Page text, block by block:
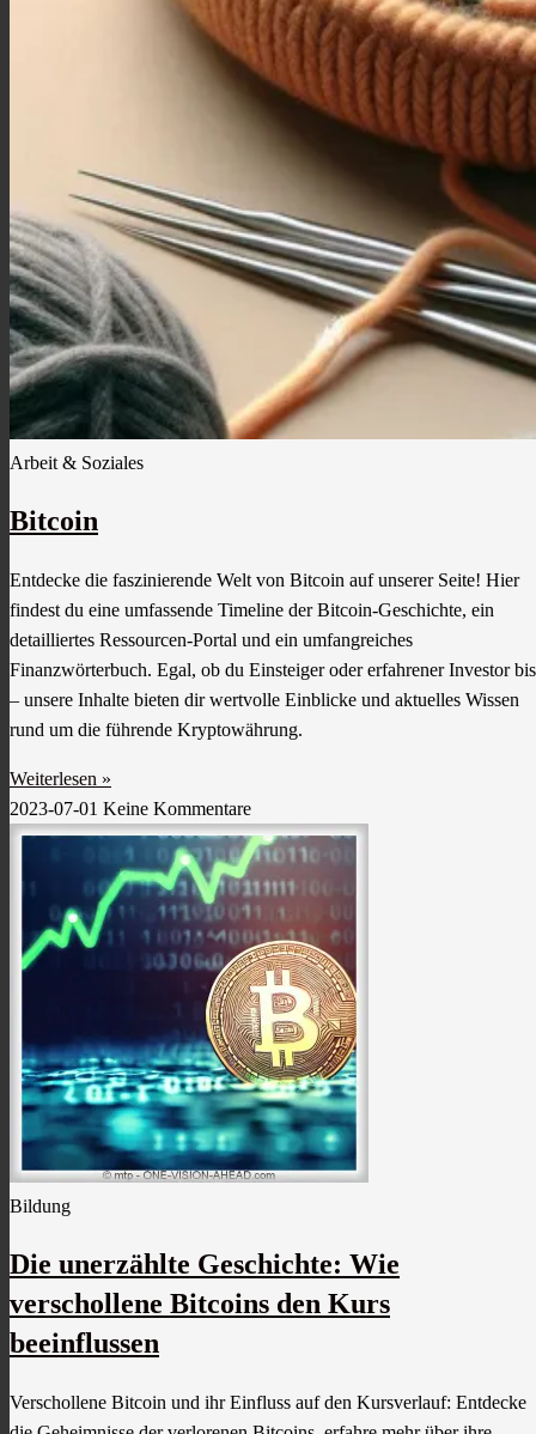
Arbeit & Soziales
Bitcoin
Entdecke die faszinierende Welt von Bitcoin auf unserer Seite! Hier
findest du eine umfassende Timeline der Bitcoin-Geschichte, ein
detailliertes Ressourcen-Portal und ein umfangreiches
Finanzwörterbuch. Egal, ob du Einsteiger oder erfahrener Investor
– unsere Inhalte bieten dir wertvolle Einblicke und aktuelles Wissen
rund um die führende Kryptowährung.
Weiterlesen »
2023-07-01 Keine Kommentare
Bildung
Die unerzählte Geschichte: Wie
verschollene Bitcoins den Kurs
beeinflussen
Verschollene Bitcoin und ihr Einfluss auf den Kursverlauf: Entdecke